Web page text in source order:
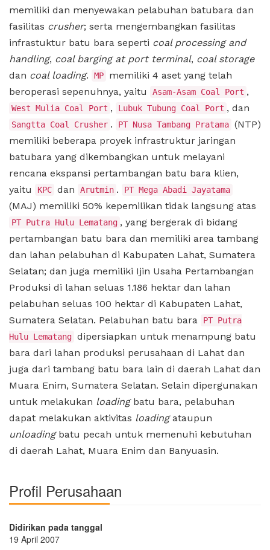
memiliki dan menyewakan pelabuhan batubara dan
fasilitas crusher; serta mengembangkan fasilitas
infrastuktur batu bara seperti coal processing and
handling, coal barging at port terminal, coal storage
dan coal loading. MP
memiliki 4 aset yang telah
beroperasi sepenuhnya, yaitu
Asam-Asam Coal Port ,
West Mulia Coal Port , Lubuk Tubung Coal Port , dan
Sangtta Coal Crusher . PT Nusa Tambang Pratama (NTP)
memiliki beberapa proyek infrastruktur jaringan
batubara yang dikembangkan untuk melayani
rencana ekspansi pertambangan batu bara klien,
yaitu
KPC dan Arutmin . PT Mega Abadi Jayatama
(MAJ) memiliki 50% kepemilikan tidak langsung atas
PT Putra Hulu Lematang , yang bergerak di bidang
pertambangan batu bara dan memiliki area tambang
dan lahan pelabuhan di Kabupaten Lahat, Sumatera
Selatan; dan juga memiliki Ijin Usaha Pertambangan
Produksi di lahan seluas 1.186 hektar dan lahan
pelabuhan seluas 100 hektar di Kabupaten Lahat,
Sumatera Selatan. Pelabuhan batu bara
PT Putra
Hulu Lematang dipersiapkan untuk menampung batu
bara dari lahan produksi perusahaan di Lahat dan
juga dari tambang batu bara lain di daerah Lahat dan
Muara Enim, Sumatera Selatan. Selain dipergunakan
untuk melakukan loadingbatu bara, pelabuhan
dapat melakukan aktivitas loadingataupun
unloadingbatu pecah untuk memenuhi kebutuhan
di daerah Lahat, Muara Enim dan Banyuasin.
Profil Perusahaan
Didirikan pada tanggal
19 April 2007